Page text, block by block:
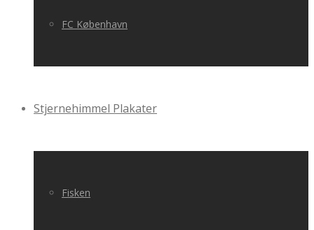
FC København
Stjernehimmel Plakater
Fisken